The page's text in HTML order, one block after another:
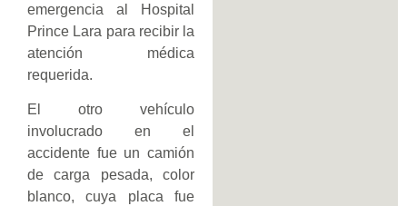
emergencia al Hospital
Prince Lara para recibir la
atención médica
requerida.
El otro vehículo
involucrado en el
accidente fue un camión
de carga pesada, color
blanco, cuya placa fue